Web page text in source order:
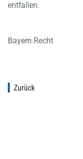
entfallen.
Bayern.Recht
Zurück